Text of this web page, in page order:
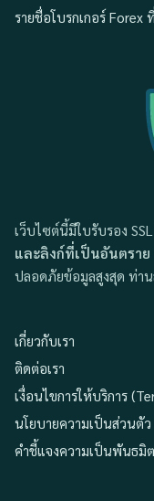
รายชื่อโบรกเกอร์
เว็บไซต์นี้มีใบรับรอง
และลิงก์ที่เป็นอันตราย
ปลอดภัยข้อมูลสูงสุด ท่าน
เกี่ยวกับเรา
ติดต่อเรา
เงื่อนไขการให้บริการ
นโยบายความเป็นส่วนตัว
คำชี้แจงความเป็นพันธมิ